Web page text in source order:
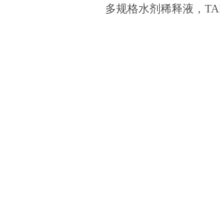
多规格水剂稀释液，